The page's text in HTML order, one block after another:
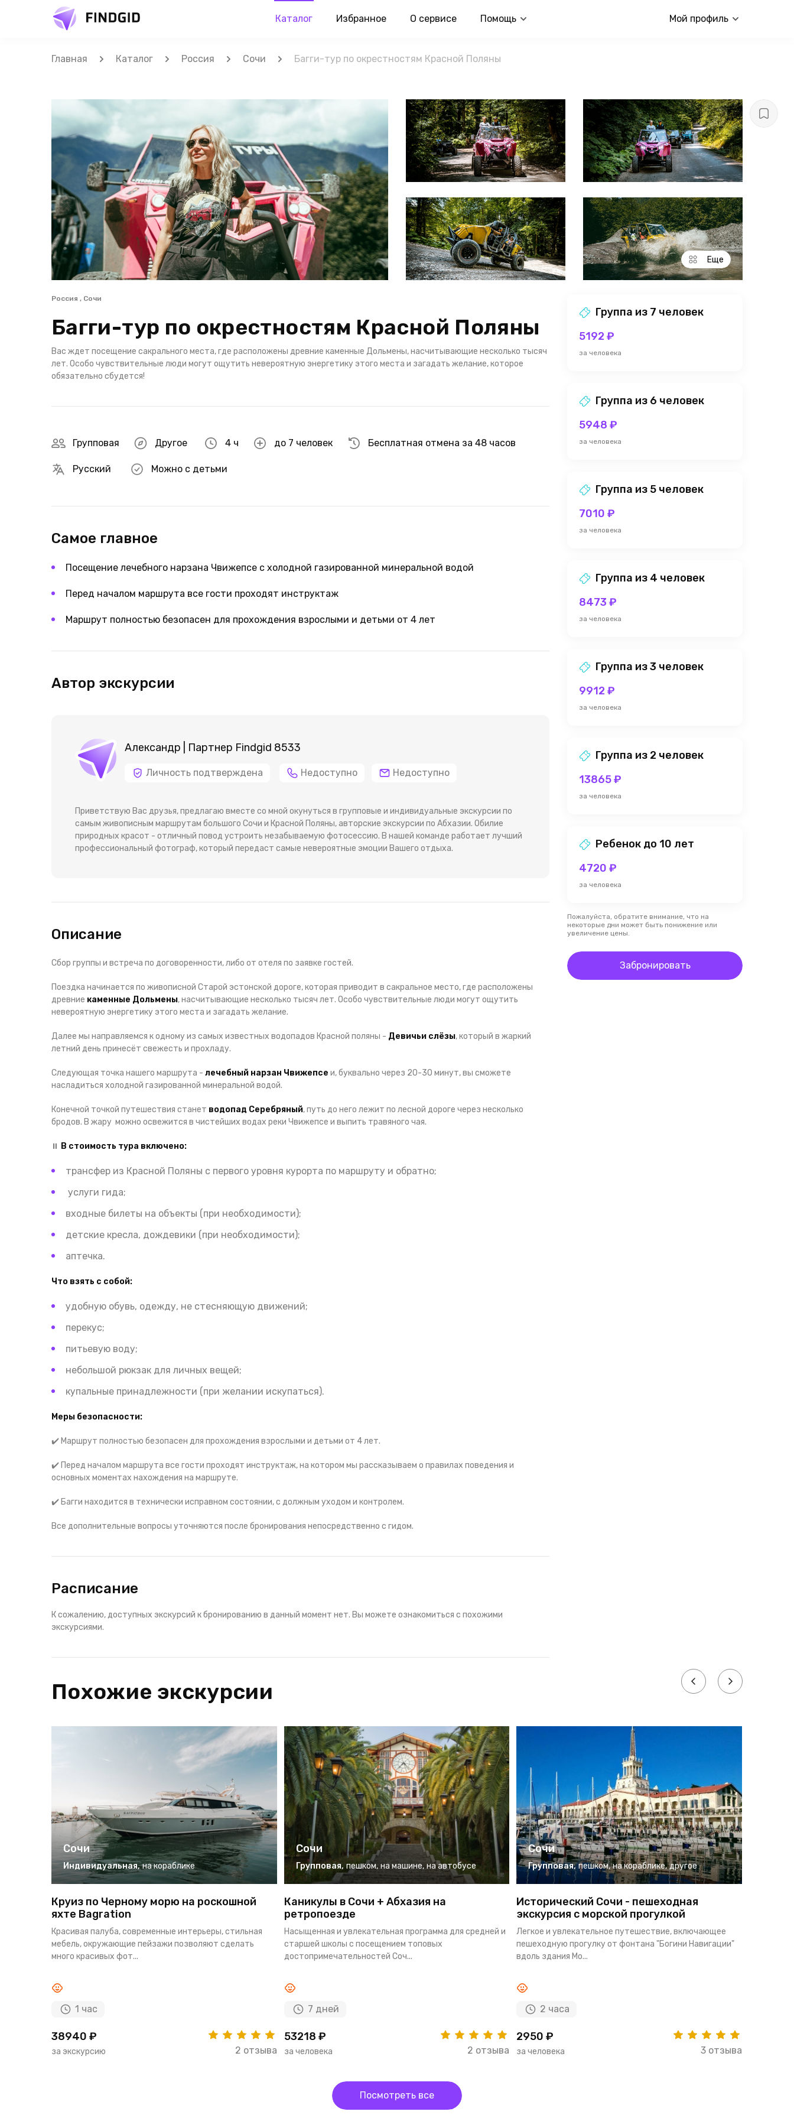
Каталог Избранное О сервисе Помощь Мой профиль
Главная Каталог Россия Сочи Багги-тур по окрестностям Красной Поляны
Еще
Россия , Сочи
Багги-тур по окрестностям Красной Поляны
Вас ждет посещение сакрального места, где расположены древние каменные Дольмены, насчитывающие несколько тысяч
лет. Особо чувствительные люди могут ощутить невероятную энергетику этого места и загадать желание, которое
обязательно сбудется!
Групповая Другое 4 ч до 7 человек Бесплатная отмена за 48 часов
Русский Можно с детьми
Самое главное
Посещение лечебного нарзана Чвижепсе с холодной газированной минеральной водой
Перед началом маршрута все гости проходят инструктаж
Маршрут полностью безопасен для прохождения взрослыми и детьми от 4 лет
Автор экскурсии
Александр | Партнер Findgid 8533
Личность подтверждена Недоступно Недоступно
Приветствую Вас друзья, предлагаю вместе со мной окунуться в групповые и индивидуальные экскурсии по
самым живописным маршрутам большого Сочи и Красной Поляны, авторские экскурсии по Абхазии. Обилие
природных красот - отличный повод устроить незабываемую фотосессию. В нашей команде работает лучший
профессиональный фотограф, который передаст самые невероятные эмоции Вашего отдыха.
Описание
Сбор группы и встреча по договоренности, либо от отеля по заявке гостей.
Поездка начинается по живописной Старой эстонской дороге, которая приводит в сакральное место, где расположены
древние каменные Дольмены, насчитывающие несколько тысяч лет. Особо чувствительные люди могут ощутить
невероятную энергетику этого места и загадать желание.
Далее мы направляемся к одному из самых известных водопадов Красной поляны - Девичьи слёзы, который в жаркий
летний день принесёт свежесть и прохладу.
Следующая точка нашего маршрута - лечебный нарзан Чвижепсе и, буквально через 20-30 минут, вы сможете
насладиться холодной газированной минеральной водой.
Конечной точкой путешествия станет водопад Серебряный, путь до него лежит по лесной дороге через несколько
бродов. В жару можно освежится в чистейших водах реки Чвижепсе и выпить травяного чая.
⏸ В стоимость тура включено:
трансфер из Красной Поляны с первого уровня курорта по маршруту и обратно;
услуги гида;
входные билеты на объекты (при необходимости);
детские кресла, дождевики (при необходимости);
аптечка.
Что взять с собой:
удобную обувь, одежду, не стесняющую движений;
перекус;
питьевую воду;
небольшой рюкзак для личных вещей;
купальные принадлежности (при желании искупаться).
Меры безопасности:
✔️ Маршрут полностью безопасен для прохождения взрослыми и детьми от 4 лет.
✔️ Перед началом маршрута все гости проходят инструктаж, на котором мы рассказываем о правилах поведения и
основных моментах нахождения на маршруте.
✔️ Багги находится в технически исправном состоянии, с должным уходом и контролем.
Все дополнительные вопросы уточняются после бронирования непосредственно с гидом.
Группа из 7 человек
5192 ₽
за человека
Группа из 6 человек
5948 ₽
за человека
Группа из 5 человек
7010 ₽
за человека
Группа из 4 человек
8473 ₽
за человека
Группа из 3 человек
9912 ₽
за человека
Группа из 2 человек
13865 ₽
за человека
Ребенок до 10 лет
4720 ₽
за человека
Пожалуйста, обратите внимание, что на
некоторые дни может быть понижение или
увеличение цены.
Забронировать
Расписание
К сожалению, доступных экскурсий к бронированию в данный момент нет. Вы можете ознакомиться с похожими
экскурсиями.
Похожие экскурсии
Сочи
Индивидуальная, на кораблике
Круиз по Черному морю на роскошной
яхте Bagration
Красивая палуба, современные интерьеры, стильная
мебель, окружающие пейзажи позволяют сделать
много красивых фот...
1 час
38940 ₽
за экскурсию 2 отзыва
Сочи
Групповая, пешком, на машине, на автобусе
Каникулы в Сочи + Абхазия на
ретропоезде
Насыщенная и увлекательная программа для средней и
старшей школы с посещением топовых
достопримечательностей Соч...
7 дней
53218 ₽
за человека 2 отзыва
Сочи
Групповая, пешком, на кораблике, другое
Исторический Сочи - пешеходная
экскурсия с морской прогулкой
Легкое и увлекательное путешествие, включающее
пешеходную прогулку от фонтана "Богини Навигации"
вдоль здания Мо...
2 часа
2950 ₽
за человека 3 отзыва
Посмотреть все